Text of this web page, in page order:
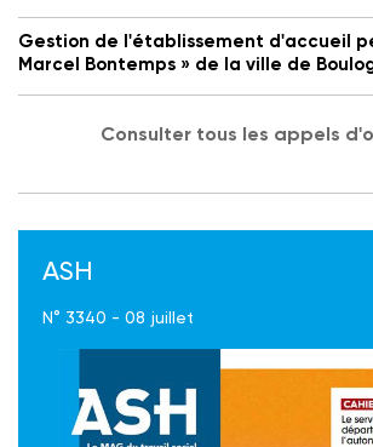
Gestion de l'établissement d'accueil
Marcel Bontemps » de la ville de
Consulter tous les appels
ASH
N° 3340 - 08 juillet